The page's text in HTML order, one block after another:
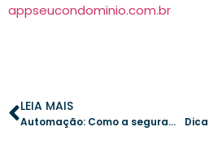
appseucondominio.com.br
LEIA MAIS
Automação: Como a segurança condominial é aprimorada com tecnologia